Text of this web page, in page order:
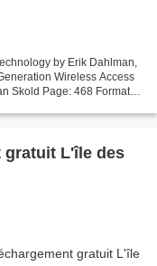
by Erik Dahlman,
Wireless Access
Skold Page: 468 Format:
gratuit L'île des